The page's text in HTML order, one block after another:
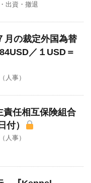
出資・撤退
月の裁定外国為替
／１USD＝
人事）
責任相互保険組合
付）
人事）